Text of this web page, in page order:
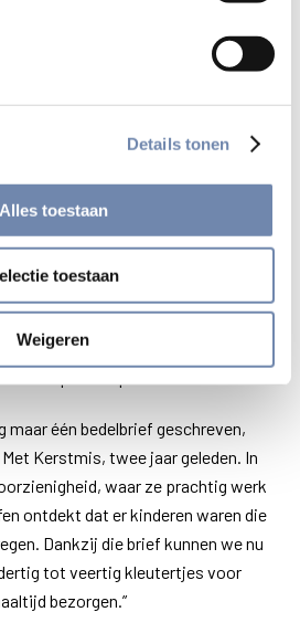
Details tonen
Alles toestaan
toestaan
Weigeren
jongen is gelukkig tot inkeer
– en zoekt nu werk.”
simpel is het. Het zijn de ouders
De huurprijzen, vijfhonderd euro
geen lachertje, ze dwingen de
maar één bedelbrief geschreven,
Kerstmis, twee jaar geleden. In
waar ze prachtig werk
ontdekt dat er kinderen waren die
Dankzij die brief kunnen we nu
tot veertig kleutertjes voor
bezorgen.”